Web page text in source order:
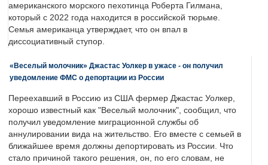
американского морского пехотинца Роберта Гилмана,
который с 2022 года находится в российской тюрьме.
Семья американца утверждает, что он впал в
диссоциативный ступор.
«Веселый молочник» Джастас Уолкер в ужасе - он получил
уведомление ФМС о депортации из России
Переехавший в Россию из США фермер Джастас Уолкер,
хорошо известный как "Веселый молочник", сообщил, что
получил уведомление миграционной службы об
аннулировании вида на жительство. Его вместе с семьей в
ближайшее время должны депортировать из России. Что
стало причиной такого решения, он, по его словам, не